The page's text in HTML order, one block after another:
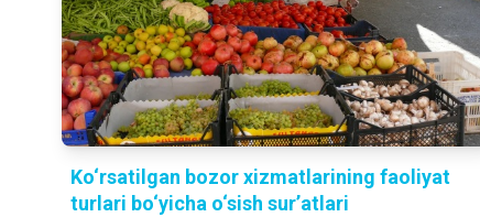
Ko‘rsatilgan bozor xizmatlarining faoliyat
turlari bo‘yicha o‘sish sur’atlari